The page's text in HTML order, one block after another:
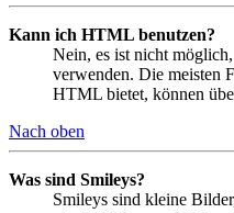
Kann ich HTML benutzen?
Nein, es ist nicht
verwenden. Die meisten
HTML bietet, können
Nach oben
Was sind Smileys?
Smileys sind kleine